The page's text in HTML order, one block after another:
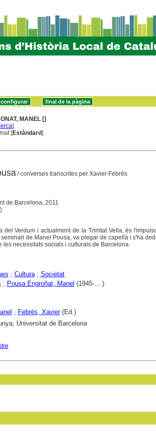
MANEL []
]
[Estàndard]
/ converses transcrites per Xavier Febrés
de Barcelona, 2011
)
del Verdum i actualment de la Trinitat Vella, és
de Manel Pousa, va plegar de capellà i s'ha
les necessitats socials i culturals de Barcelona.
; Cultura; Societat
; Pousa Engroñat, Manel (1945-....)
; Febrés, Xavier(Ed.)
Universitat de Barcelona